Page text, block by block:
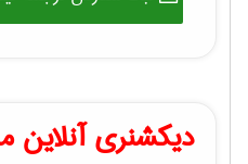
دیکشنری آنلاین